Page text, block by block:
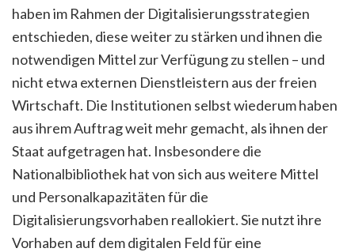
haben im Rahmen der Digitalisierungsstrategien
entschieden, diese weiter zu stärken und ihnen die
notwendigen Mittel zur Verfügung zu stellen – und
nicht etwa externen Dienstleistern aus der freien
Wirtschaft. Die Institutionen selbst wiederum haben
aus ihrem Auftrag weit mehr gemacht, als ihnen der
Staat aufgetragen hat. Insbesondere die
Nationalbibliothek hat von sich aus weitere Mittel
und Personalkapazitäten für die
Digitalisierungsvorhaben reallokiert. Sie nutzt ihre
Vorhaben auf dem digitalen Feld für eine